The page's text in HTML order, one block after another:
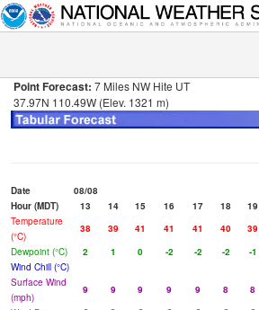
Point Forecast: 7 Miles NW Hite UT
37.97N 110.49W (Elev. 1321 m)
Date 08/08
Hour (MDT)
13 14 15 16 17 18 19
Temperature
(°C)
38 39 41 41 41 40 39
Dewpoint (°C)
2 1 0 -2 -2 -2 -1
Wind Chill (°C)
Surface Wind
(mph)
9 9 9 9 9 8 8